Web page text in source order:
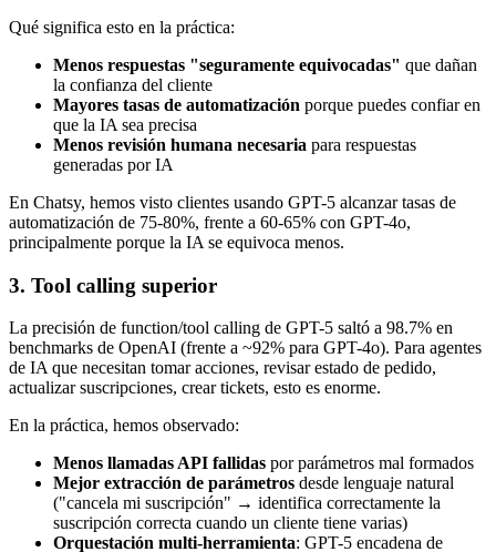
Qué significa esto en la práctica:
Menos respuestas "seguramente equivocadas" que dañan
la confianza del cliente
Mayores tasas de automatización porque puedes confiar en
que la IA sea precisa
Menos revisión humana necesaria para respuestas
generadas por IA
En Chatsy, hemos visto clientes usando GPT-5 alcanzar tasas de
automatización de 75-80%, frente a 60-65% con GPT-4o,
principalmente porque la IA se equivoca menos.
3. Tool calling superior
La precisión de function/tool calling de GPT-5 saltó a 98.7% en
benchmarks de OpenAI (frente a ~92% para GPT-4o). Para agentes
de IA que necesitan tomar acciones, revisar estado de pedido,
actualizar suscripciones, crear tickets, esto es enorme.
En la práctica, hemos observado:
Menos llamadas API fallidas por parámetros mal formados
Mejor extracción de parámetros desde lenguaje natural
("cancela mi suscripción" → identifica correctamente la
suscripción correcta cuando un cliente tiene varias)
Orquestación multi-herramienta: GPT-5 encadena de